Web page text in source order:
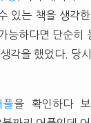
있는 책을 생각
능하다면 단순히
각을 했었다. 당
을 확인하다